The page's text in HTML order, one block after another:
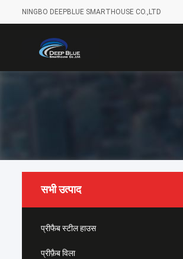
NINGBO DEEPBLUE SMARTHOUSE CO.,LTD
सभी उत्पाद
प्रीफैब स्टील हाउस
प्रीफ़ैब विला